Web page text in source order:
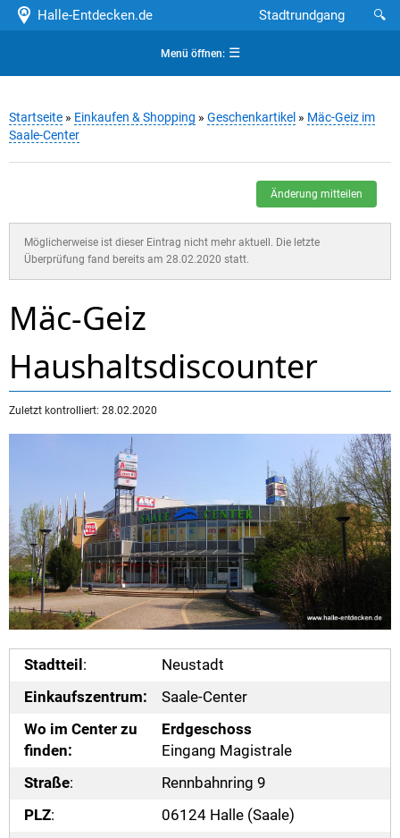
Halle-Entdecken.de 🔍
Stadtrundgang
Menü öffnen:☰
Startseite » Einkaufen & Shopping » Geschenkartikel » Mäc-Geiz im
Saale-Center
Änderung mitteilen
Möglicherweise ist dieser Eintrag nicht mehr aktuell. Die letzte
Überprüfung fand bereits am 28.02.2020 statt.
Mäc-Geiz
Haushaltsdiscounter
Zuletzt kontrolliert: 28.02.2020
Stadtteil :
Neustadt
Einkaufszentrum:
Saale-Center
Wo im Center zu
finden:
Erdgeschoss
Eingang Magistrale
Straße:
Rennbahnring 9
PLZ:
06124 Halle (Saale)